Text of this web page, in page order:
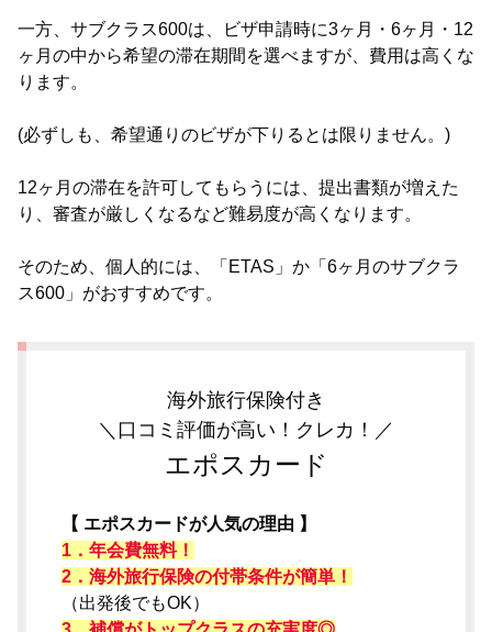
一方、サブクラス600は、ビザ申請時に3ヶ月・6ヶ月・12
ヶ月の中から希望の滞在期間を選べますが、費用は高くな
ります。
(必ずしも、希望通りのビザが下りるとは限りません。)
12ヶ月の滞在を許可してもらうには、提出書類が増えた
り、審査が厳しくなるなど難易度が高くなります。
そのため、個人的には、「ETAS」か「6ヶ月のサブクラ
ス600」がおすすめです。
海外旅行保険付き
＼口コミ評価が高い！クレカ！／
エポスカード
【 エポスカードが人気の理由 】
1．年会費無料！
2．海外旅行保険の付帯条件が簡単！
（出発後でもOK）